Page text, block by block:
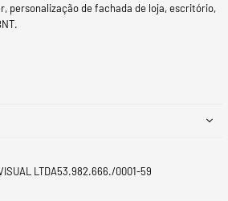
personalização de fachada de loja, escritório,
LTDA53.982.666./0001-59